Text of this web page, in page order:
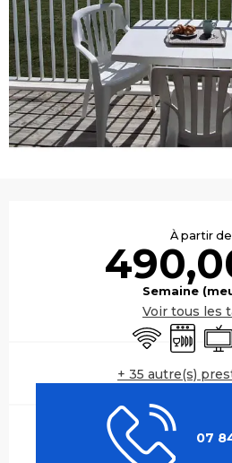
À partir de
Semaine
Voir tous les
WiFi Lave
+ 35 autre(s)
07